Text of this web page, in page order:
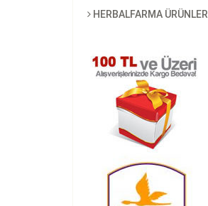
HERBALFARMA ÜRÜNLERİ